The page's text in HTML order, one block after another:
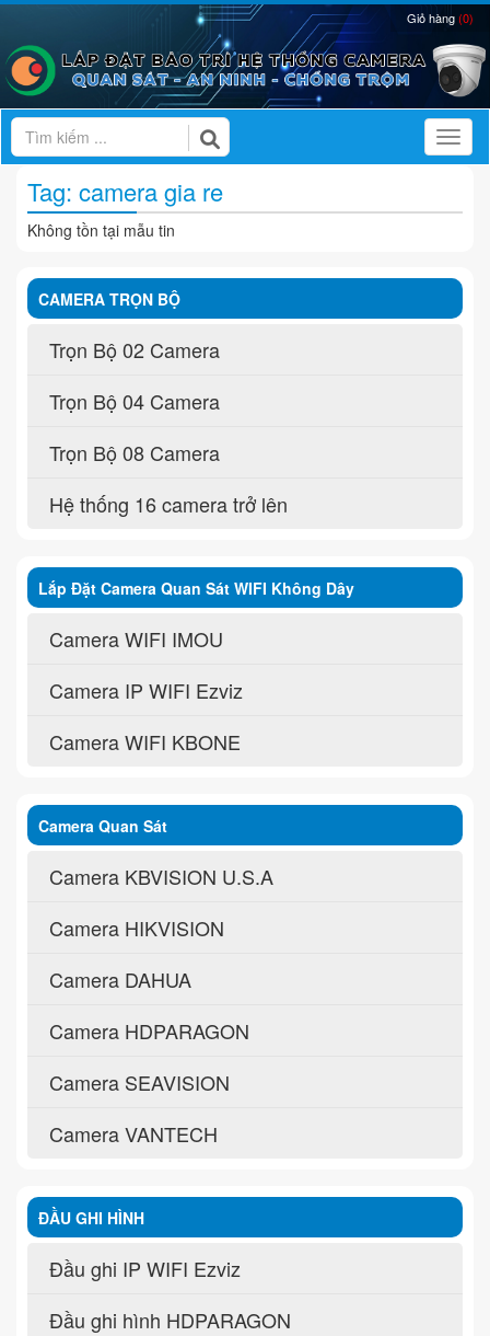
Giỏ hàng(0)
Tag: camera gia re
Không tồn tại mẫu tin
CAMERA TRỌN BỘ
Trọn Bộ 02 Camera
Trọn Bộ 04 Camera
Trọn Bộ 08 Camera
Hệ thống 16 camera trở lên
Lắp Đặt Camera Quan Sát WIFI Không Dây
Camera WIFI IMOU
Camera IP WIFI Ezviz
Camera WIFI KBONE
Camera Quan Sát
Camera KBVISION U.S.A
Camera HIKVISION
Camera DAHUA
Camera HDPARAGON
Camera SEAVISION
Camera VANTECH
ĐẦU GHI HÌNH
Đầu ghi IP WIFI Ezviz
Đầu ghi hình HDPARAGON